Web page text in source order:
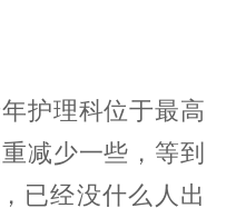
护理科位于最高
减少一些，等到
已经没什么人出